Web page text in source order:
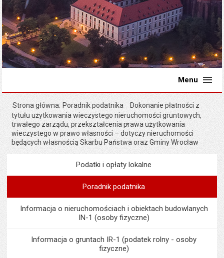
Menu
Strona główna Poradnik podatnika
Dokonanie płatności z
tytułu użytkowania wieczystego nieruchomości gruntowych,
trwałego zarządu, przekształcenia prawa użytkowania
wieczystego w prawo własności – dotyczy nieruchomości
będących własnością Skarbu Państwa oraz Gminy Wrocław
MenuPodatki i opłaty lokalne
Podatki i opłaty lokalne
Poradnik podatnika
Informacja o nieruchomościach i obiektach budowlanych
IN-1 (osoby fizyczne)
Informacja o gruntach IR-1 (podatek rolny - osoby
fizyczne)